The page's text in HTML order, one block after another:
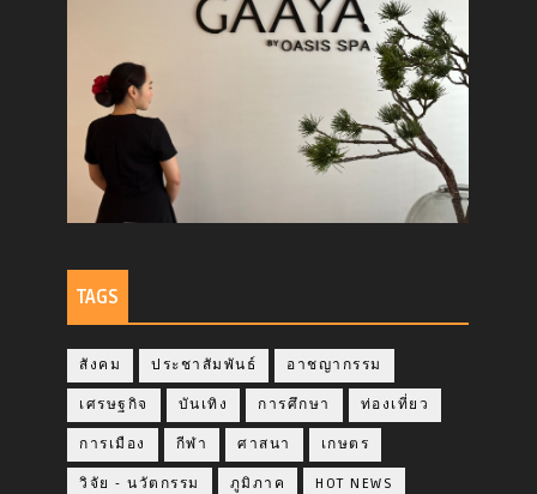
TAGS
สังคม ประชาสัมพันธ์ อาชญากรรม
เศรษฐกิจ บันเทิง การศึกษา ท่องเที่ยว
การเมือง กีฬา ศาสนา เกษตร
วิจัย - นวัตกรรม ภูมิภาค HOT NEWS